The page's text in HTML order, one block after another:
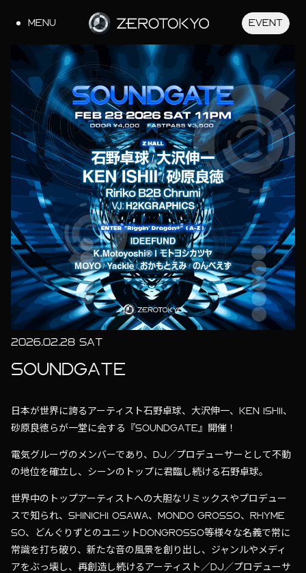
MENU EVENT
JA
2026.02.28 SAT
SOUNDGATE
日本が世界に誇るアーティスト石野卓球、大沢伸一、KEN ISHII、
砂原良徳らが一堂に会する『SOUNDGATE』開催！
電気グルーヴのメンバーであり、DJ／プロデューサーとして不動
の地位を確立し、シーンのトップに君臨し続ける石野卓球。
世界中のトップアーティストへの大胆なリミックスやプロデュー
スで知られ、SHINICHI OSAWA、MONDO GROSSO、RHYME
SO、どんぐりずとのユニットDONGROSSO等様々な名義で常に
常識を打ち破り、新たな音の風景を創り出し、ジャンルやメディ
アをぶっ壊し、再創造し続けるアーティスト／DJ／プロデューサ